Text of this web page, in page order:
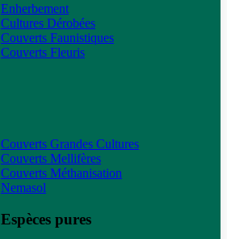
Enherbement
Cultures Dérobées
Couverts Faunistiques
Couverts Fleuris
Couverts Grandes Cultures
Couverts Mellifères
Couverts Méthanisation
Nemasol
Espèces pures